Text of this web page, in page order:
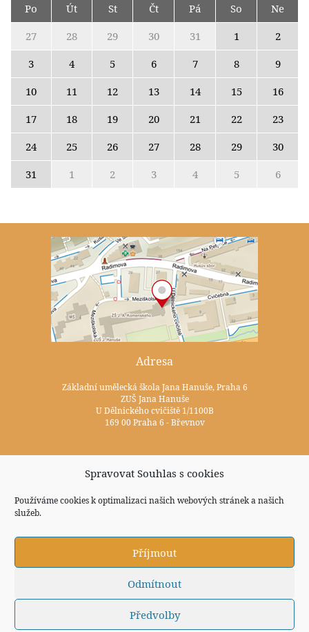
Spravovat Souhlas s cookies
Používáme cookies k optimalizaci našich webových stránek a našich
služeb.
Příjmout
Odmítnout
Předvolby
Po Út St Čt Pá So
Ne
27
28 29 30 31 1
2
3
4 5 6 7 8
9
10
11 12 13 14 15
16
17
18 19 20 21 22
23
24
25 26 27 28 29
30
31
1 2 3 4 5 6
Adresa
Základní umělecká škola Jana Hanuše, Praha 6
ZUŠ Jana Hanuše
U Dělnického cvičiště 1/1100B
169 00 Praha 6 - Břevnov
Sociální sítě